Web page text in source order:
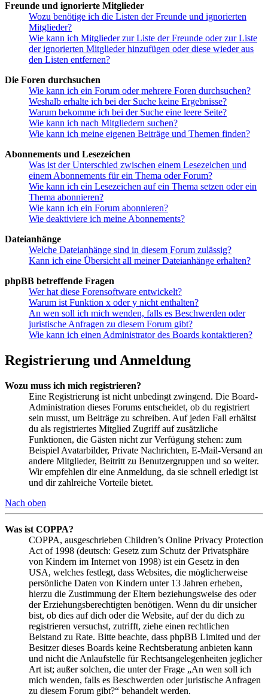
Freunde und ignorierte Mitglieder
Wozu benötige ich die Listen der Freunde und ignorierten
Mitglieder?
Wie kann ich Mitglieder zur Liste der Freunde oder zur Liste
der ignorierten Mitglieder hinzufügen oder diese wieder aus
den Listen entfernen?
Die Foren durchsuchen
Wie kann ich ein Forum oder mehrere Foren durchsuchen?
Weshalb erhalte ich bei der Suche keine Ergebnisse?
Warum bekomme ich bei der Suche eine leere Seite?
Wie kann ich nach Mitgliedern suchen?
Wie kann ich meine eigenen Beiträge und Themen finden?
Abonnements und Lesezeichen
Was ist der Unterschied zwischen einem Lesezeichen und
einem Abonnements für ein Thema oder Forum?
Wie kann ich ein Lesezeichen auf ein Thema setzen oder ein
Thema abonnieren?
Wie kann ich ein Forum abonnieren?
Wie deaktiviere ich meine Abonnements?
Dateianhänge
Welche Dateianhänge sind in diesem Forum zulässig?
Kann ich eine Übersicht all meiner Dateianhänge erhalten?
phpBB betreffende Fragen
Wer hat diese Forensoftware entwickelt?
Warum ist Funktion x oder y nicht enthalten?
An wen soll ich mich wenden, falls es Beschwerden oder
juristische Anfragen zu diesem Forum gibt?
Wie kann ich einen Administrator des Boards kontaktieren?
Registrierung und Anmeldung
Wozu muss ich mich registrieren?
Eine Registrierung ist nicht unbedingt zwingend. Die Board-
Administration dieses Forums entscheidet, ob du registriert
sein musst, um Beiträge zu schreiben. Auf jeden Fall erhältst
du als registriertes Mitglied Zugriff auf zusätzliche
Funktionen, die Gästen nicht zur Verfügung stehen: zum
Beispiel Avatarbilder, Private Nachrichten, E-Mail-Versand an
andere Mitglieder, Beitritt zu Benutzergruppen und so weiter.
Wir empfehlen dir eine Anmeldung, da sie schnell erledigt ist
und dir zahlreiche Vorteile bietet.
Nach oben
Was ist COPPA?
COPPA, ausgeschrieben Children’s Online Privacy Protection
Act of 1998 (deutsch: Gesetz zum Schutz der Privatsphäre
von Kindern im Internet von 1998) ist ein Gesetz in den
USA, welches festlegt, dass Websites, die möglicherweise
persönliche Daten von Kindern unter 13 Jahren erheben,
hierzu die Zustimmung der Eltern beziehungsweise des oder
der Erziehungsberechtigten benötigen. Wenn du dir unsicher
bist, ob dies auf dich oder die Website, auf der du dich zu
registrieren versuchst, zutrifft, ziehe einen rechtlichen
Beistand zu Rate. Bitte beachte, dass phpBB Limited und der
Besitzer dieses Boards keine Rechtsberatung anbieten kann
und nicht die Anlaufstelle für Rechtsangelegenheiten jeglicher
Art ist; außer solchen, die unter der Frage „An wen soll ich
mich wenden, falls es Beschwerden oder juristische Anfragen
zu diesem Forum gibt?“ behandelt werden.